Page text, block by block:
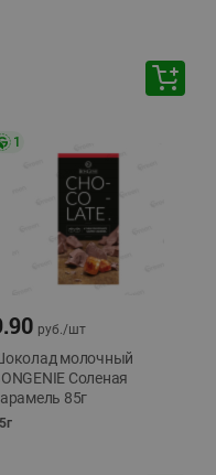
1
руб./шт
молочный
Соленая
85г